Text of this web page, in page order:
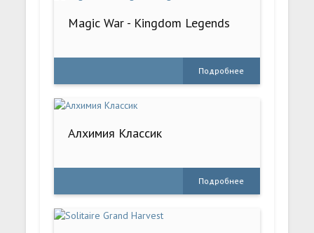
Magic War - Kingdom Legends
Подробнее
Алхимия Классик
Подробнее